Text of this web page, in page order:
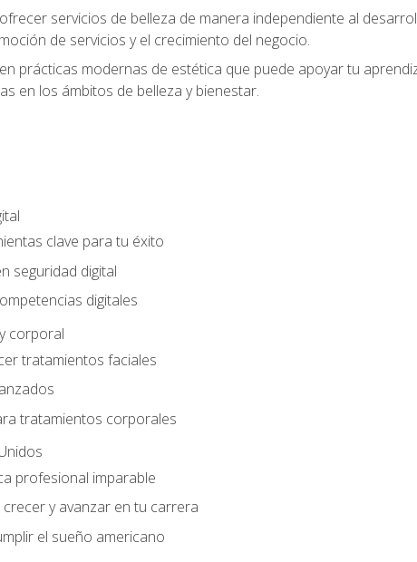
servicios de belleza de manera independiente al
de servicios y el crecimiento del negocio.
prácticas modernas de estética que puede apoyar tu
en los ámbitos de belleza y bienestar.
clave para tu éxito
seguridad digital
digitales
corporal
tratamientos faciales
tratamientos corporales
profesional imparable
y avanzar en tu carrera
el sueño americano